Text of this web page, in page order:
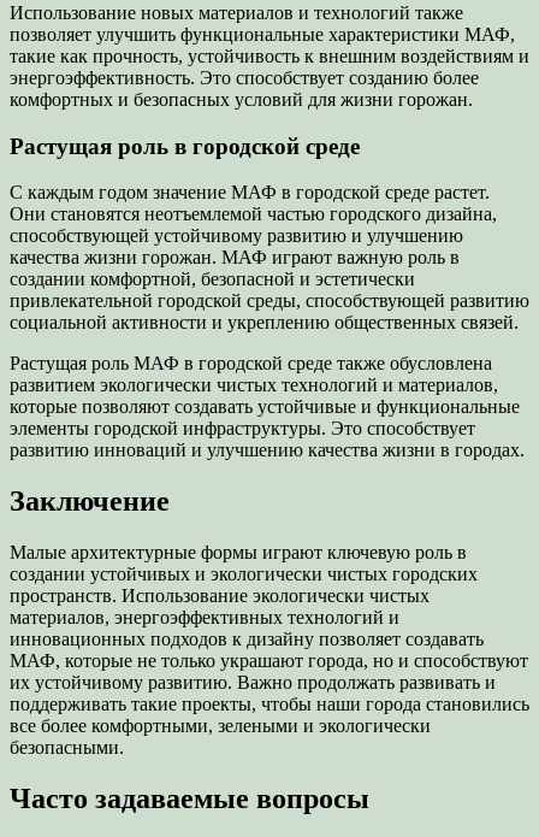
Использование новых материалов и технологий также
позволяет улучшить функциональные характеристики МАФ,
такие как прочность, устойчивость к внешним воздействиям и
энергоэффективность. Это способствует созданию более
комфортных и безопасных условий для жизни горожан.
Растущая роль в городской среде
С каждым годом значение МАФ в городской среде растет.
Они становятся неотъемлемой частью городского дизайна,
способствующей устойчивому развитию и улучшению
качества жизни горожан. МАФ играют важную роль в
создании комфортной, безопасной и эстетически
привлекательной городской среды, способствующей развитию
социальной активности и укреплению общественных связей.
Растущая роль МАФ в городской среде также обусловлена
развитием экологически чистых технологий и материалов,
которые позволяют создавать устойчивые и функциональные
элементы городской инфраструктуры. Это способствует
развитию инноваций и улучшению качества жизни в городах.
Заключение
Малые архитектурные формы играют ключевую роль в
создании устойчивых и экологически чистых городских
пространств. Использование экологически чистых
материалов, энергоэффективных технологий и
инновационных подходов к дизайну позволяет создавать
МАФ, которые не только украшают города, но и способствуют
их устойчивому развитию. Важно продолжать развивать и
поддерживать такие проекты, чтобы наши города становились
все более комфортными, зелеными и экологически
безопасными.
Часто задаваемые вопросы